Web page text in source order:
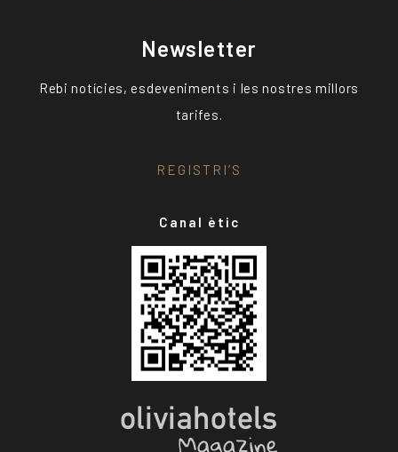
Newsletter
Rebi notícies, esdeveniments i les nostres millors
tarifes.
REGISTRI’S
Canal ètic